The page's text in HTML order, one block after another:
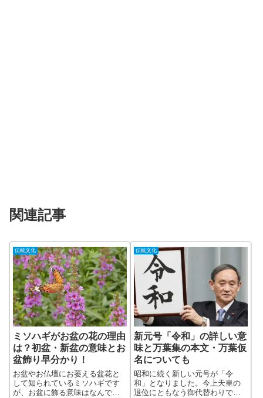
関連記事
伝統文化
ミソハギがお盆の花の理由
は？初盆・新盆の意味とお
盆飾り早分かり！
お盆やお仏壇にお萎える盆花と
して知られているミソハギです
が、お盆に飾る意味はなんでし
伝統文化
新元号「令和」の詳しい意
味と万葉集の本文・万葉仮
名についても
昭和に続く新しい元号が「令
和」となりました。今上天皇の
退位にともなう御代替わりで使